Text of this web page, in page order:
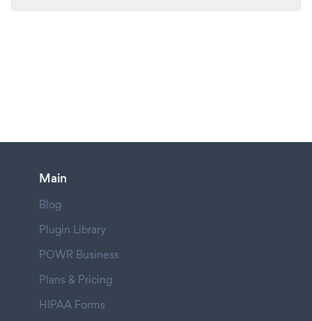
Main
Blog
Plugin Library
POWR Business
Plans & Pricing
HIPAA Forms